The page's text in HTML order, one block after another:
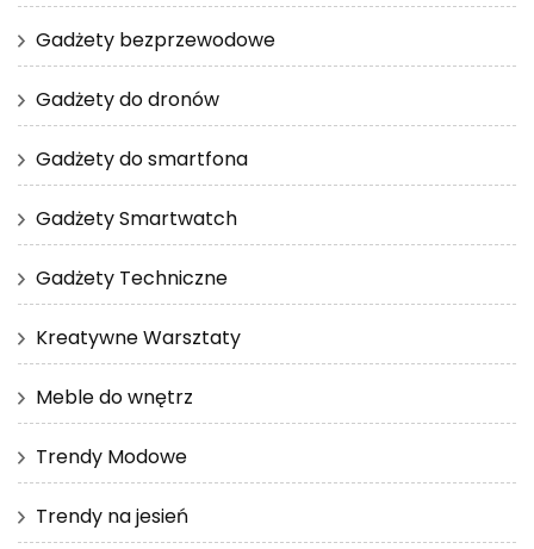
Gadżety bezprzewodowe
Gadżety do dronów
Gadżety do smartfona
Gadżety Smartwatch
Gadżety Techniczne
Kreatywne Warsztaty
Meble do wnętrz
Trendy Modowe
Trendy na jesień